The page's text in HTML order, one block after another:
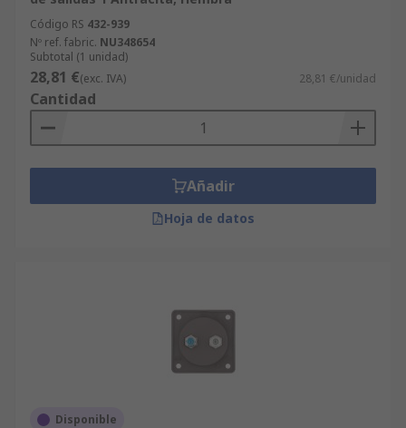
Código RS 432-939
Nº ref. fabric. NU348654
Subtotal (1 unidad)
28,81 €(exc. IVA) 28,81 €/unidad
Cantidad
Añadir
Hoja de datos
Disponible